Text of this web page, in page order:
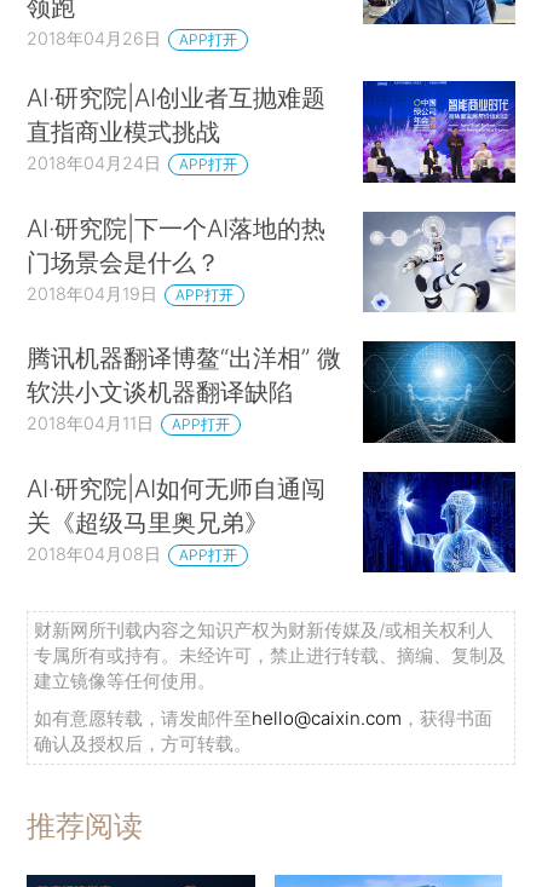
领跑
2018年04月26日 APP打开
AI·研究院|AI创业者互抛难题
直指商业模式挑战
2018年04月24日 APP打开
AI·研究院|下一个AI落地的热
门场景会是什么？
2018年04月19日 APP打开
腾讯机器翻译博鳌“出洋相” 微
软洪小文谈机器翻译缺陷
2018年04月11日 APP打开
AI·研究院|AI如何无师自通闯
关《超级马里奥兄弟》
2018年04月08日 APP打开
财新网所刊载内容之知识产权为财新传媒及/或相关权利人
专属所有或持有。未经许可，禁止进行转载、摘编、复制及
建立镜像等任何使用。
如有意愿转载，请发邮件至hello@caixin.com ，获得书面
确认及授权后，方可转载。
推荐阅读